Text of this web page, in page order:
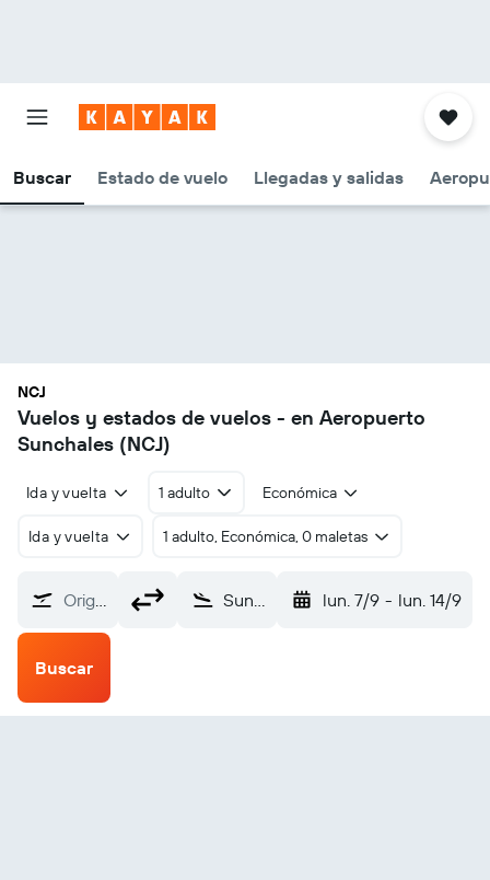
Buscar Estado de vuelo Llegadas y salidas
NCJ
Vuelos y estados de vuelos - en Aeropuerto
Sunchales (NCJ)
Ida y vuelta 1 adulto Económica
Ida y vuelta 1 adulto, Económica, 0 maletas
Origen Sunchales (NCJ) lun. 7/9 - lun. 14/9
Buscar